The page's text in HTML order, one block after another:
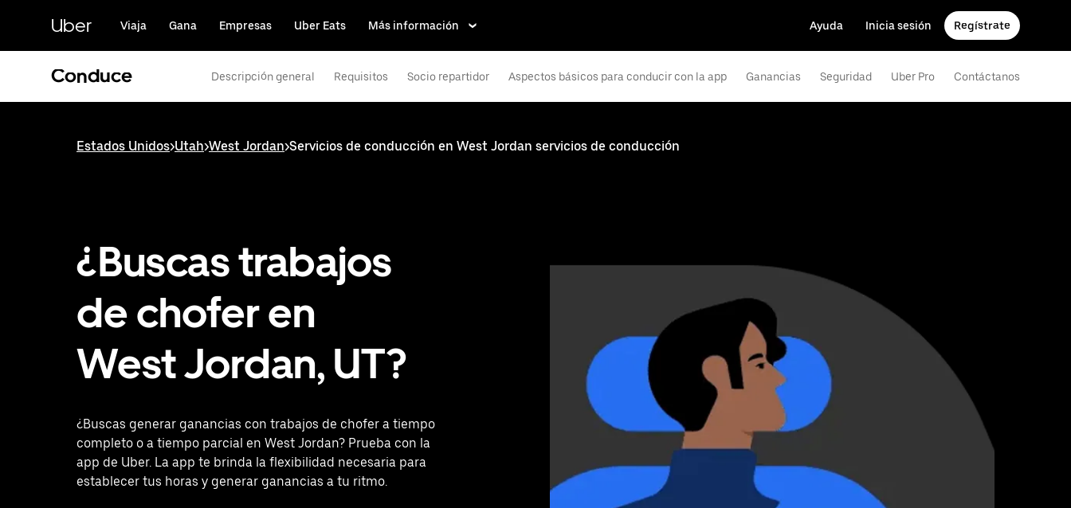
contenido
principal
Uber Viaja Gana Empresas Uber Eats Más información Ayuda Inicia sesión Regístrate
Conduce Descripción general Requisitos Socio repartidor Aspectos básicos para conducir con la app Ganancias Seguridad Uber Pro Contáctanos
Estados Unidos>Utah>West Jordan>Servicios de conducción en West Jordan servicios de conducción
¿Buscas trabajos
de chofer en
West Jordan, UT?
¿Buscas generar ganancias con trabajos de chofer a tiempo
completo o a tiempo parcial en West Jordan? Prueba con la
app de Uber. La app te brinda la flexibilidad necesaria para
establecer tus horas y generar ganancias a tu ritmo.